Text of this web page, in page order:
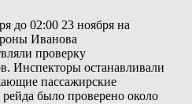
до 02:00 23 ноября на
Иванова
проверку
Инспекторы останавливали
пассажирские
было проверено около